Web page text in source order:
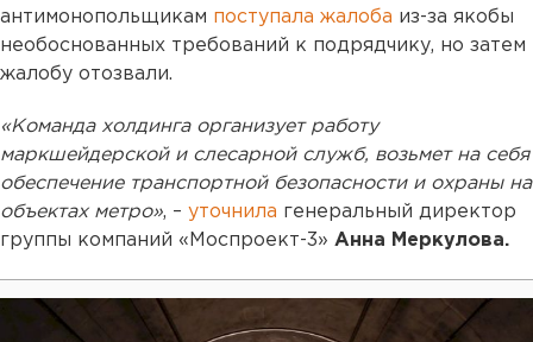
антимонопольщикам поступала жалоба из-за якобы
необоснованных требований к подрядчику, но затем
жалобу отозвали.
«Команда холдинга организует работу
маркшейдерской и слесарной служб, возьмет на себя
обеспечение транспортной безопасности и охраны на
объектах метро», – уточнила генеральный директор
группы компаний «Моспроект-3» Анна Меркулова.